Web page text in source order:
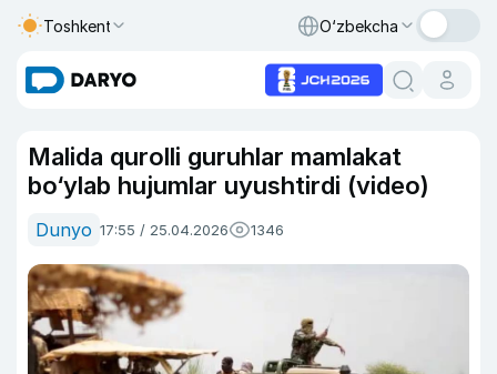
Toshkent O‘zbekcha
Malida qurolli guruhlar mamlakat
bo‘ylab hujumlar uyushtirdi (video)
Dunyo 17:55 / 25.04.2026 1346